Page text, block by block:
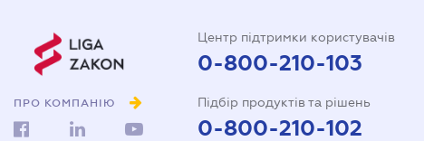
ПРО КОМПАНІЮ
Центр підтримки користувачів
0-800-210-103
Підбір продуктів та рішень
0-800-210-102